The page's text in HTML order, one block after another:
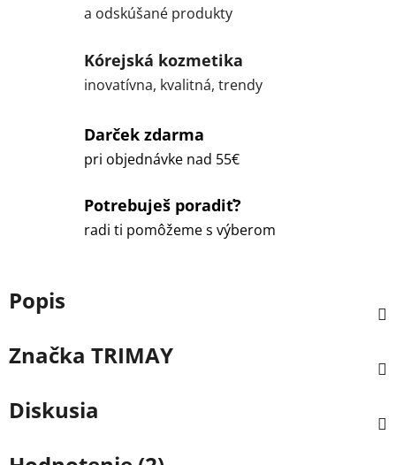
a odskúšané produkty
Kórejská kozmetika
inovatívna, kvalitná, trendy
Darček zdarma
pri objednávke nad 55€
Potrebuješ poradiť?
radi ti pomôžeme s výberom
Popis
Značka TRIMAY
Diskusia